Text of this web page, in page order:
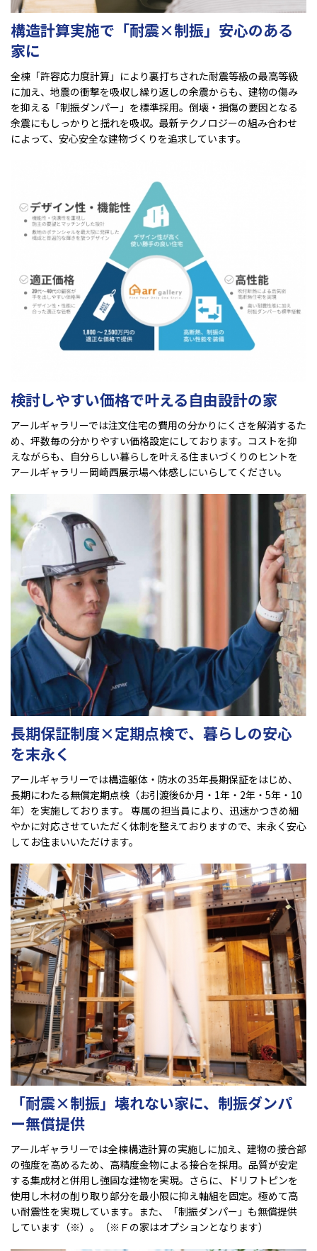
構造計算実施で「耐震×制振」安心のある
家に
全棟「許容応力度計算」により裏打ちされた耐震等級の最高等級
に加え、地震の衝撃を吸収し繰り返しの余震からも、建物の傷み
を抑える「制振ダンパー」を標準採用。倒壊・損傷の要因となる
余震にもしっかりと揺れを吸収。最新テクノロジーの組み合わせ
によって、安心安全な建物づくりを追求しています。
検討しやすい価格で叶える自由設計の家
アールギャラリーでは注文住宅の費用の分かりにくさを解消するた
め、坪数毎の分かりやすい価格設定にしております。コストを抑
えながらも、自分らしい暮らしを叶える住まいづくりのヒントを
アールギャラリー岡崎西展示場へ体感しにいらしてください。
長期保証制度×定期点検で、暮らしの安心
を末永く
アールギャラリーでは構造躯体・防水の35年長期保証をはじめ、
長期にわたる無償定期点検（お引渡後6か月・1年・2年・5年・10
年）を実施しております。 専属の担当員により、迅速かつきめ細
やかに対応させていただく体制を整えておりますので、末永く安心
してお住まいいただけます。
「耐震×制振」壊れない家に、制振ダンパ
ー無償提供
アールギャラリーでは全棟構造計算の実施しに加え、建物の接合部
の強度を高めるため、高精度金物による接合を採用。品質が安定
する集成材と併用し強固な建物を実現。さらに、ドリフトピンを
使用し木材の削り取り部分を最小限に抑え軸組を固定。極めて高
い耐震性を実現しています。また、「制振ダンパー」も無償提供
しています（※）。（※Ｆの家はオプションとなります）